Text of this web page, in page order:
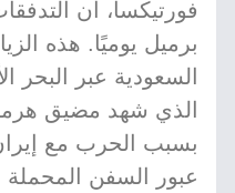
برميل يوميًا. هذه
السعودية عبر
الذي شهد مضيق
بسبب الحرب مع
عبور السفن المحملة